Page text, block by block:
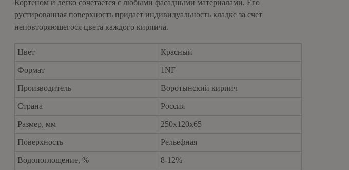
Кортеном и легко сочетается с любыми фасадными материалами. Его
рустированная поверхность придает индивидуальность кладке за счет
неповторяющегося цвета каждого кирпича.
Цвет Красный
Формат 1NF
Производитель Воротынский кирпич
Страна Россия
Размер, мм 250х120х65
Поверхность Рельефная
Водопоглощение, % 8-12%